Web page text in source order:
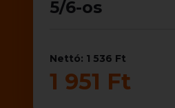
5/6-os
Nettó: 1 536 Ft
1 951 Ft